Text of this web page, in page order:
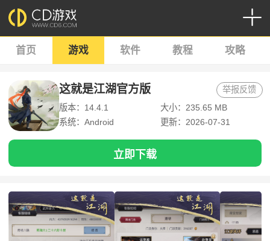
首页 游戏 软件 教程 攻略
这就是江湖官方版
版本：14.4.1
大小：235.65 MB
系统：Android
更新：2026-07-31
举报反馈
立即下载